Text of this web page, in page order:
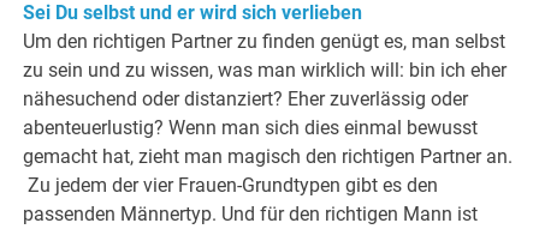
Sei Du selbst und er wird sich verlieben
Um den richtigen Partner zu finden genügt es, man selbst
zu sein und zu wissen, was man wirklich will: bin ich eher
nähesuchend oder distanziert? Eher zuverlässig oder
abenteuerlustig? Wenn man sich dies einmal bewusst
gemacht hat, zieht man magisch den richtigen Partner an.
Zu jedem der vier Frauen-Grundtypen gibt es den
passenden Männertyp. Und für den richtigen Mann ist